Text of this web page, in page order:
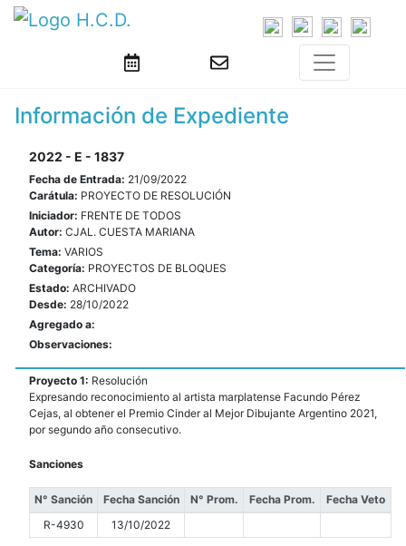
Información de Expediente
2022 - E - 1837
Fecha de Entrada: 21/09/2022
Carátula: PROYECTO DE RESOLUCIÓN
Iniciador: FRENTE DE TODOS
Autor: CJAL. CUESTA MARIANA
Tema: VARIOS
Categoría: PROYECTOS DE BLOQUES
Estado: ARCHIVADO
Desde: 28/10/2022
Agregado a:
Observaciones:
Proyecto 1: Resolución
Expresando reconocimiento al artista marplatense Facundo Pérez
Cejas, al obtener el Premio Cinder al Mejor Dibujante Argentino 2021,
por segundo año consecutivo.
Sanciones
N° Sanción Fecha Sanción N° Prom. Fecha Prom.
Fecha Veto
R-4930
13/10/2022